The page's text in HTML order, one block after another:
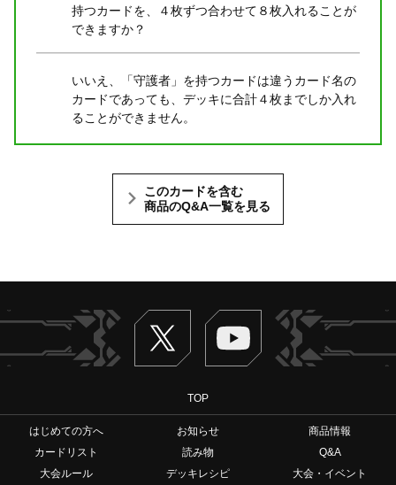
持つカードを、４枚ずつ合わせて８枚入れることが
できますか？
いいえ、「守護者」を持つカードは違うカード名の
カードであっても、デッキに合計４枚までしか入れ
ることができません。
このカードを含む
商品のQ&A一覧を見る
Twitter ヴァンガードch
TOP
はじめての方へ お知らせ
商品情報
カードリスト
読み物
Q&A
大会ルール
デッキレシピ
大会・イベント